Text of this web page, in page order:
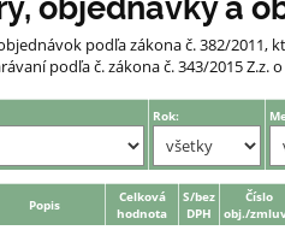
objednávky a
podľa zákona č. 382/2011,
podľa č. zákona č. 343/2015 Z.z.
Rok:
Popis
Celková
hodnota
S/bez
DPH
Číslo
obj./